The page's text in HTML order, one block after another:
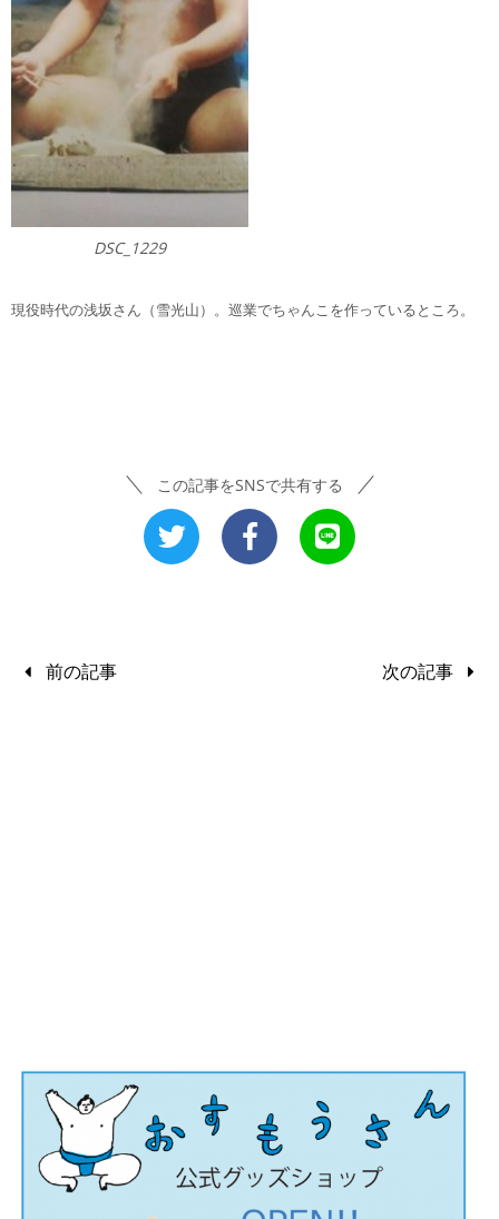
DSC_1229
現役時代の浅坂さん（雪光山）。巡業でちゃんこを作っているところ。
この記事をSNSで共有する
前の記事 次の記事